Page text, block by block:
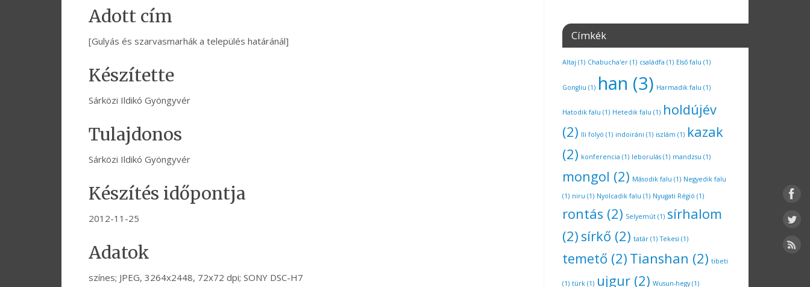
Adott cím
[Gulyás és szarvasmarhák a település határánál]
Készítette
Sárközi Ildikó Gyöngyvér
Tulajdonos
Sárközi Ildikó Gyöngyvér
Készítés időpontja
2012-11-25
Adatok
színes; JPEG, 3264x2448, 72x72 dpi; SONY DSC-H7
Címkék
Altaj (1) Chabucha'er (1) családfa (1) Első falu (1)
Gongliu (1) han (3) Harmadik falu (1)
Hatodik falu (1) Hetedik falu (1) holdújév
(2) Ili folyó (1) indoiráni (1) iszlám (1) kazak
(2) konferencia (1) leborulás (1) mandzsu (1)
mongol (2) Második falu (1) Negyedik falu
(1) niru (1) Nyolcadik falu (1) Nyugati Régió (1)
rontás (2) Selyemút (1) sírhalom
(2) sírkő (2) tatár (1) Tekesi (1)
temető (2) Tianshan (2) tibeti
(1) türk (1) ujgur (2) Wusun-hegy(1)